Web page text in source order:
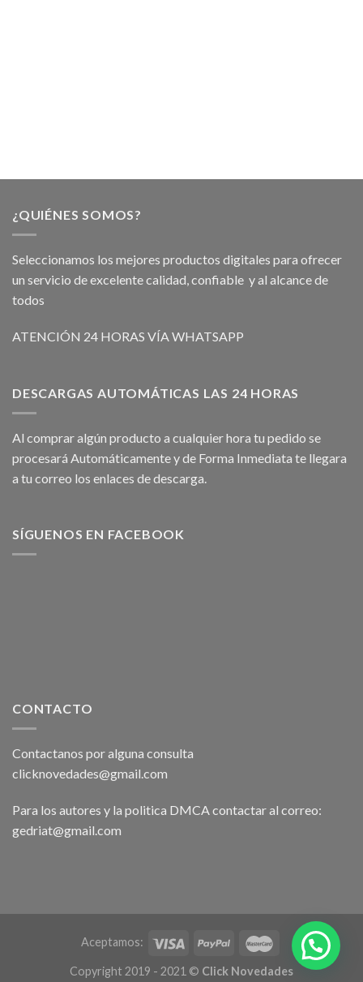
¿QUIÉNES SOMOS?
Seleccionamos los mejores productos digitales para ofrecer
un servicio de excelente calidad, confiable y al alcance de
todos
ATENCIÓN 24 HORAS VÍA WHATSAPP
DESCARGAS AUTOMÁTICAS LAS 24 HORAS
Al comprar algún producto a cualquier hora tu pedido se
procesará Automáticamente y de Forma Inmediata te llegara
a tu correo los enlaces de descarga.
SÍGUENOS EN FACEBOOK
CONTACTO
Contactanos por alguna consulta
clicknovedades@gmail.com
Para los autores y la politica DMCA contactar al correo:
gedriat@gmail.com
Aceptamos:
Copyright 2019 - 2021 © Click Novedades